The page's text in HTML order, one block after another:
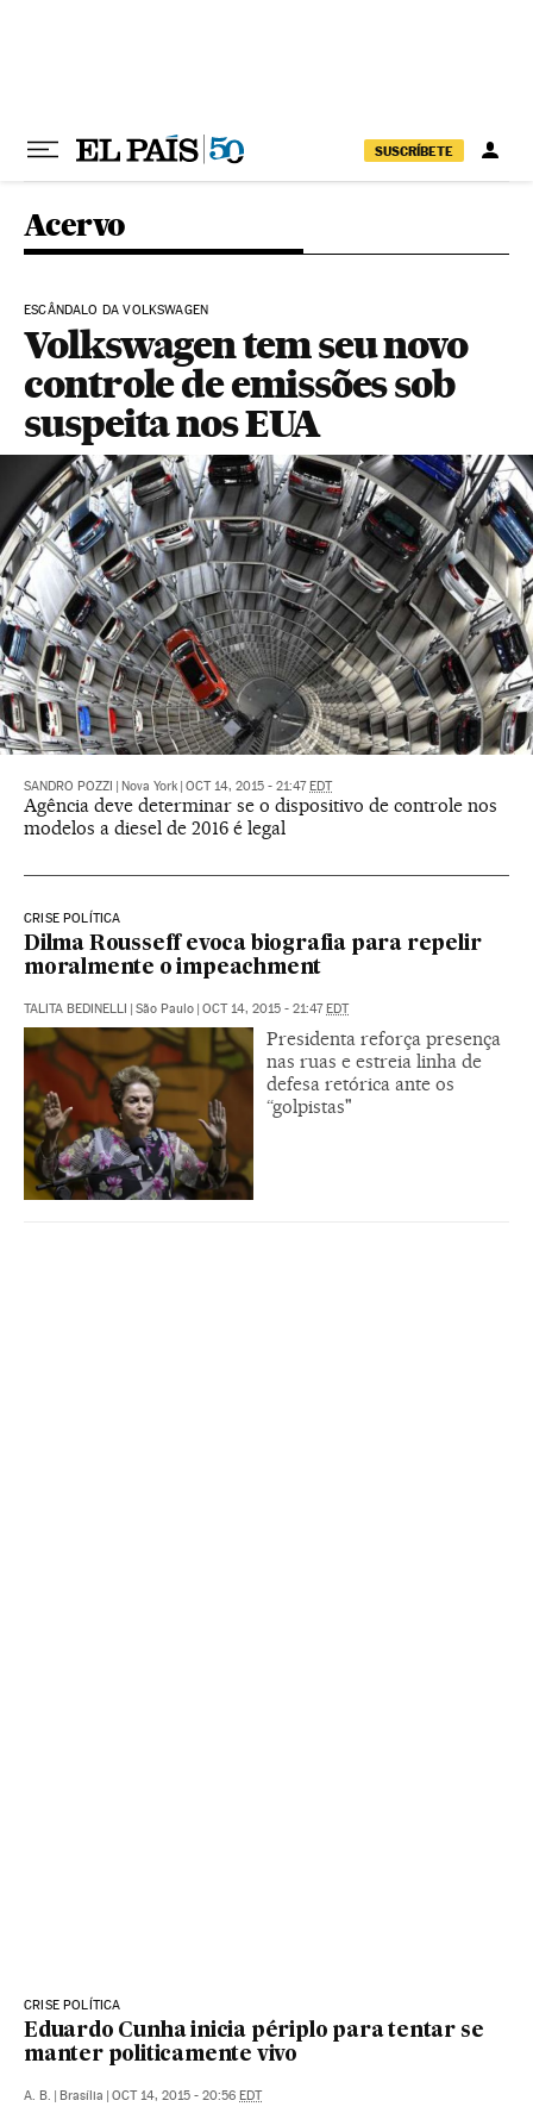
SUSCRÍBETE
Acervo
ESCÂNDALO DA VOLKSWAGEN
Volkswagen tem seu novo
controle de emissões sob
suspeita nos EUA
SANDRO POZZI Nova York OCT 14, 2015 - 21:47 EDT
Agência deve determinar se o dispositivo de controle nos
modelos a diesel de 2016 é legal
CRISE POLÍTICA
Dilma Rousseff evoca biografia para repelir
moralmente o impeachment
TALITA BEDINELLI São Paulo OCT 14, 2015 - 21:47 EDT
Presidenta reforça presença
nas ruas e estreia linha de
defesa retórica ante os
“golpistas"
CRISE POLÍTICA
Eduardo Cunha inicia périplo para tentar se
manter politicamente vivo
A. B. Brasília OCT 14, 2015 - 20:56 EDT